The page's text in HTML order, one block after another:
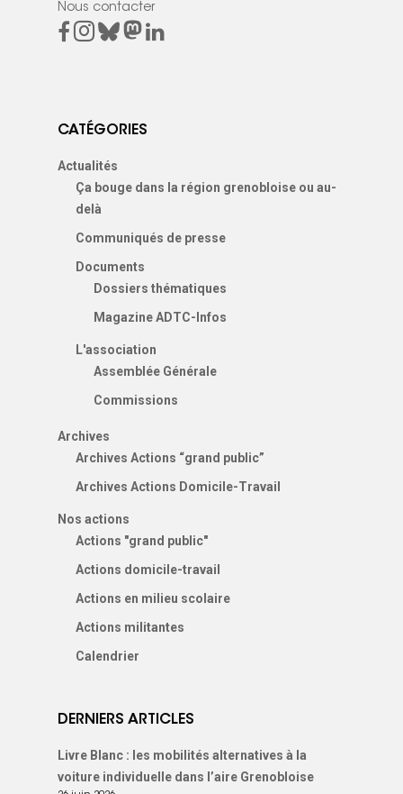
Nous contacter
CATÉGORIES
Actualités
Ça bouge dans la région grenobloise ou au-
delà
Communiqués de presse
Documents
Dossiers thématiques
Magazine ADTC-Infos
L'association
Assemblée Générale
Commissions
Archives
Archives Actions “grand public”
Archives Actions Domicile-Travail
Nos actions
Actions "grand public"
Actions domicile-travail
Actions en milieu scolaire
Actions militantes
Calendrier
DERNIERS ARTICLES
Livre Blanc : les mobilités alternatives à la
voiture individuelle dans l’aire Grenobloise